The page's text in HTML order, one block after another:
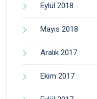
Eylül 2018
Mayıs 2018
Aralık 2017
Ekim 2017